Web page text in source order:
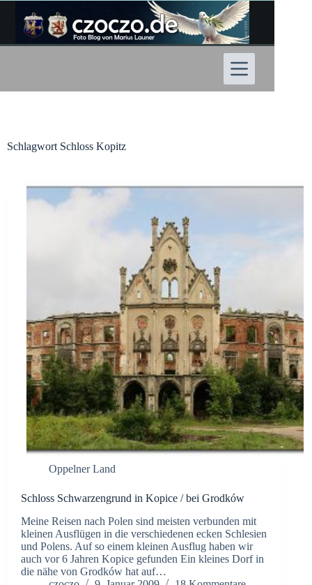
Inhalt
springen
Schlagwort Schloss Kopitz
Oppelner Land
Schloss Schwarzengrund in Kopice / bei Grodków
Meine Reisen nach Polen sind meisten verbunden mit
kleinen Ausflügen in die verschiedenen ecken Schlesien
und Polens. Auf so einem kleinen Ausflug haben wir
auch vor 6 Jahren Kopice gefunden Ein kleines Dorf in
die nähe von Grodków hat auf…